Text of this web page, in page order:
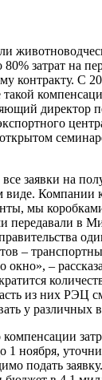
затрат на
контракту. С
директор
заявки на
виде. Компании
мы
передавали в
–
окно», –
из них РЭЦ
у различных
1 ноября,
подать